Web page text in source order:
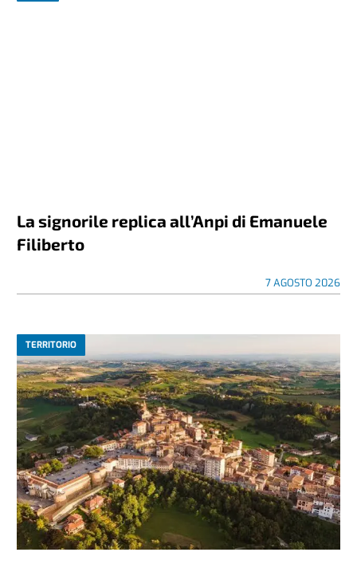
La signorile replica all’Anpi di Emanuele
Filiberto
7 AGOSTO 2026
TERRITORIO